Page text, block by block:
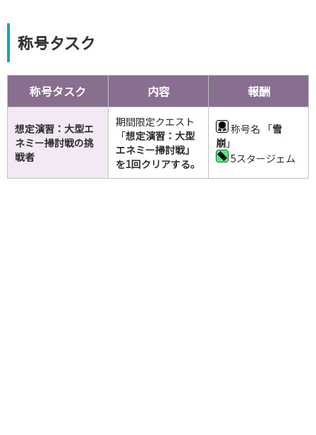
称号タスク
称号タスク 内容 報酬
想定演習：大型エ
ネミー掃討戦の挑
戦者
期間限定クエスト
「想定演習：大型
エネミー掃討戦」
を1回クリアする｡
称号名 「雪
崩 」
5スタージェム